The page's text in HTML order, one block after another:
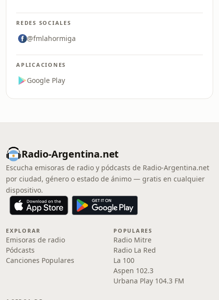
REDES SOCIALES
@fmlahormiga
APLICACIONES
Google Play
Radio-Argentina.net
Escucha emisoras de radio y pódcasts de Radio-Argentina.net
por ciudad, género o estado de ánimo — gratis en cualquier
dispositivo.
EXPLORAR
Emisoras de radio
Pódcasts
Canciones Populares
POPULARES
Radio Mitre
Radio La Red
La 100
Aspen 102.3
Urbana Play 104.3 FM